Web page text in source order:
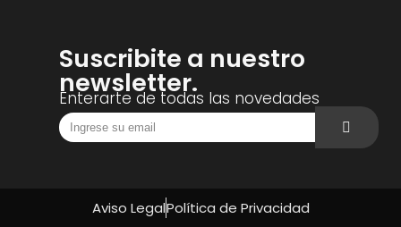
Suscribite a nuestro
newsletter.
Enterarte de todas las novedades
Aviso LegalPolítica de Privacidad